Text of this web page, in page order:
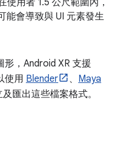
能會導致與 UI 元素發生
，Android XR 支援
使用 Blender 、 Maya
匯出這些檔案格式。